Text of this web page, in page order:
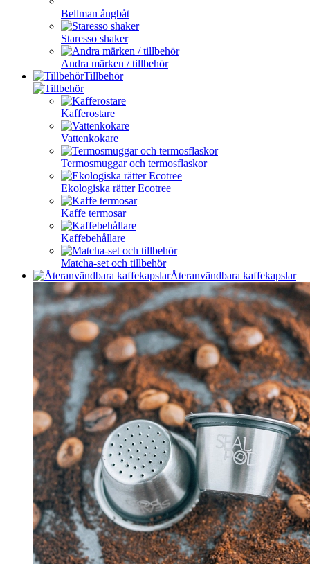
Bellman ångbåt
Staresso shaker
Andra märken / tillbehör
Tillbehör
Kafferostare
Vattenkokare
Termosmuggar och termosflaskor
Ekologiska rätter Ecotree
Kaffe termosar
Kaffebehållare
Matcha-set och tillbehör
Återanvändbara kaffekapslar